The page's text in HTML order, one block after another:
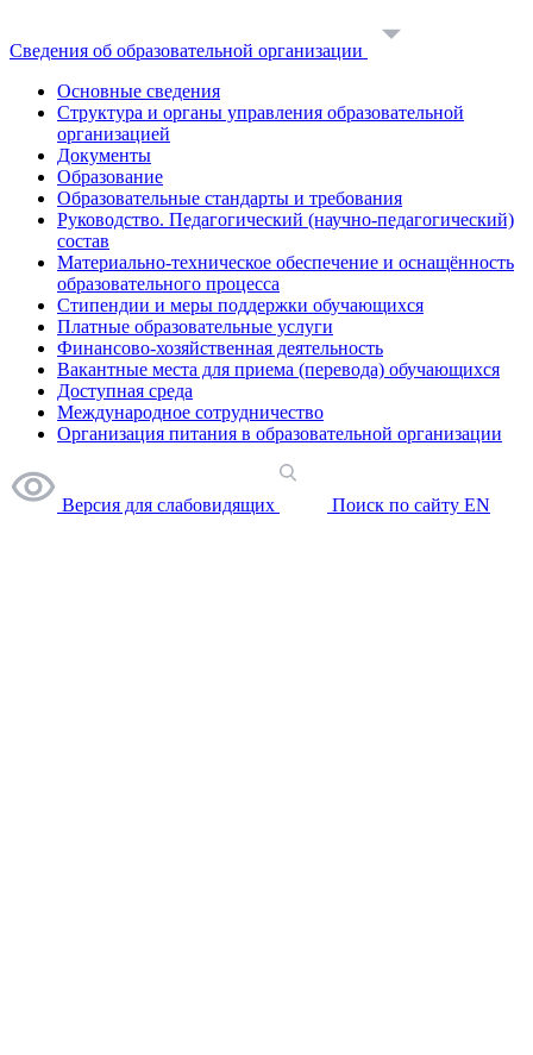
Сведения об образовательной организации
Основные сведения
Структура и органы управления образовательной
организацией
Документы
Образование
Образовательные стандарты и требования
Руководство. Педагогический (научно-педагогический)
состав
Материально-техническое обеспечение и оснащённость
образовательного процесса
Стипендии и меры поддержки обучающихся
Платные образовательные услуги
Финансово-хозяйственная деятельность
Вакантные места для приема (перевода) обучающихся
Доступная среда
Международное сотрудничество
Организация питания в образовательной организации
Версия для слабовидящих Поиск по сайту EN